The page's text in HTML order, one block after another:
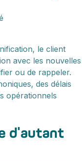
le client
avec les nouvelles
ou de rappeler.
des délais
opérationnels
d'autant